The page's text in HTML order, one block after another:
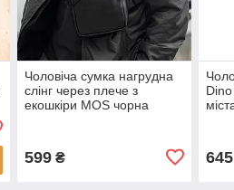
Чоловіча сумка нагрудна
слінг через плече з
екошкіри MOS чорна
599₴ 645